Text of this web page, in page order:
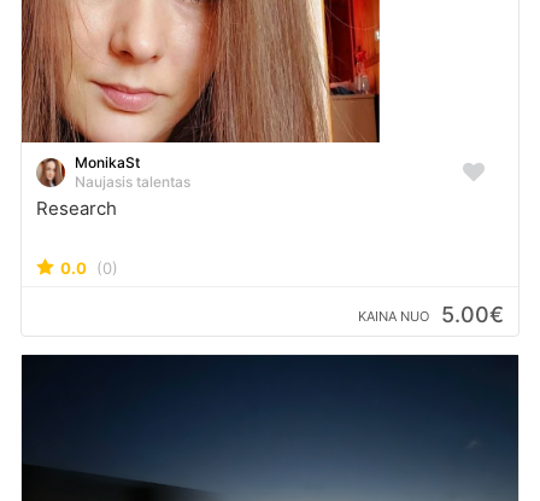
MonikaSt
Naujasis talentas
Research
0.0 (0)
KAINA NUO 5.00€